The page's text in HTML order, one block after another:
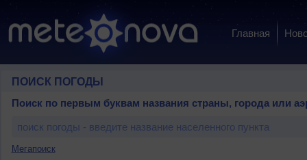
Главная
ПОИСК ПОГОДЫ
Поиск по первым буквам названия страны, города или
Мегапоиск